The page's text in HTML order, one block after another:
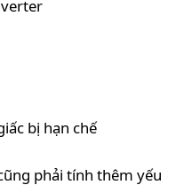
bị hạn chế
phải tính thêm yếu